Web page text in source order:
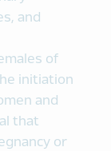
and
of
initiation
and
that
or